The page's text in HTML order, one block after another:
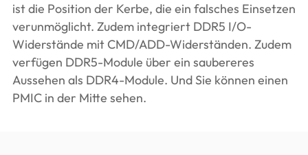
ist die Position der Kerbe, die ein falsches Einsetzen
verunmöglicht. Zudem integriert DDR5 I/O-
Widerstände mit CMD/ADD-Widerständen. Zudem
verfügen DDR5-Module über ein saubereres
Aussehen als DDR4-Module. Und Sie können einen
PMIC in der Mitte sehen.